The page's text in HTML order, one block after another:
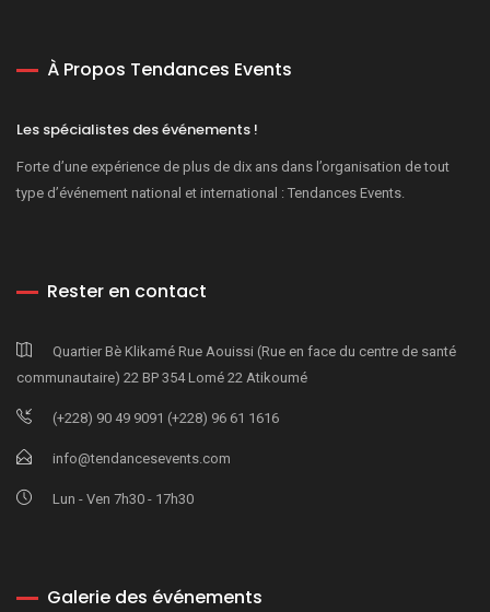
À Propos Tendances Events
Les spécialistes des événements !
Forte d’une expérience de plus de dix ans dans l’organisation de tout
type d’événement national et international : Tendances Events.
Rester en contact
Quartier Bè Klikamé Rue Aouissi (Rue en face du centre de santé
communautaire) 22 BP 354 Lomé 22 Atikoumé
(+228) 90 49 9091 (+228) 96 61 1616
info@tendancesevents.com
Lun - Ven 7h30 - 17h30
Galerie des événements